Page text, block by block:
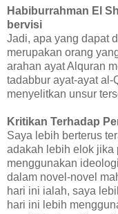
Habiburrahman El
bervisi
Jadi, apa yang dapat
merupakan orang
arahan ayat Alquran
tadabbur ayat-ayat al-
menyelitkan unsur
Kritikan Terhadap
Saya lebih berterus
adakah lebih elok jika
menggunakan
dalam novel-novel
hari ini ialah, saya
hari ini lebih